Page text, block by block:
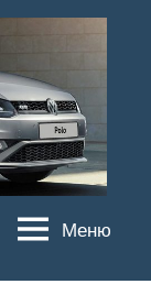
Меню